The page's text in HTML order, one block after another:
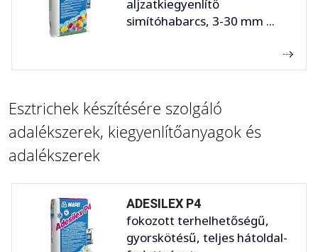
aljzatkiegyenlítő
simítóhabarcs, 3-30 mm ...
Esztrichek készítésére szolgáló
adalékszerek, kiegyenlítőanyagok és
adalékszerek
ADESILEX P4
fokozott terhelhetőségű,
gyorskötésű, teljes hátoldal-